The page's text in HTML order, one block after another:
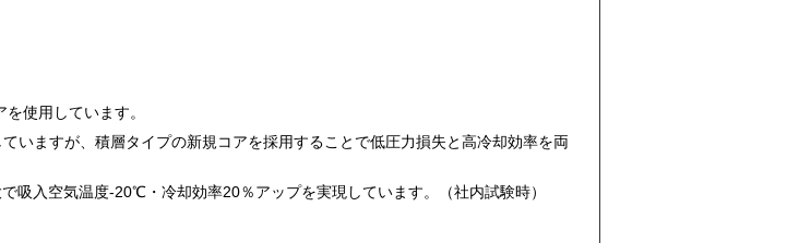
使用しています。
いますが、積層タイプの新規コアを採用することで低圧力損失と高冷却効率を両
入空気温度-20℃・冷却効率20％アップを実現しています。（社内試験時）